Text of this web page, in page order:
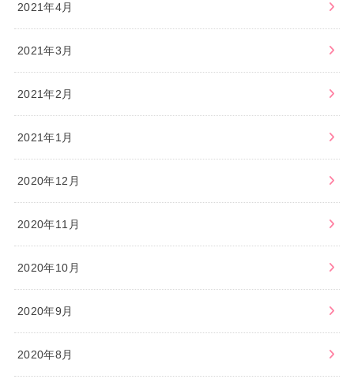
2021年4月
2021年3月
2021年2月
2021年1月
2020年12月
2020年11月
2020年10月
2020年9月
2020年8月